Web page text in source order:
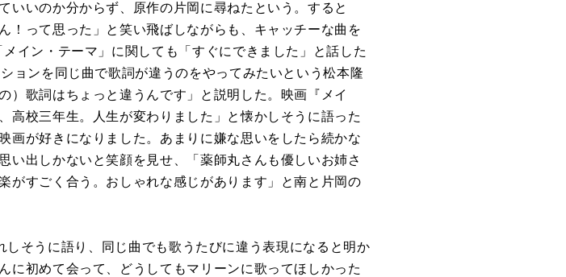
いいのか分からず、原作の片岡に尋ねたという。すると
！って思った」と笑い飛ばしながらも、キャッチーな曲を
イン・テーマ」に関しても「すぐにできました」と話した
ョンを同じ曲で歌詞が違うのをやってみたいという松本隆
）歌詞はちょっと違うんです」と説明した。映画『メイ
高校三年生。人生が変わりました」と懐かしそうに語った
画が好きになりました。あまりに嫌な思いをしたら続かな
い出しかないと笑顔を見せ、「薬師丸さんも優しいお姉さ
がすごく合う。おしゃれな感じがあります」と南と片岡の
そうに語り、同じ曲でも歌うたびに違う表現になると明か
に初めて会って、どうしてもマリーンに歌ってほしかった